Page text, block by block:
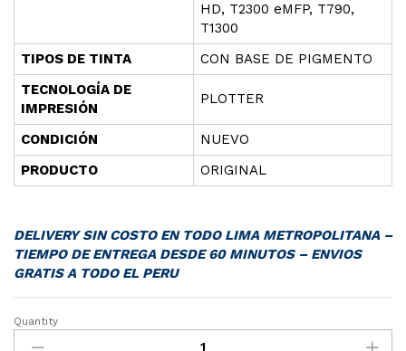
HD, T2300 eMFP, T790,
T1300
TIPOS DE TINTA
CON BASE DE PIGMENTO
TECNOLOGÍA DE
IMPRESIÓN
PLOTTER
CONDICIÓN
NUEVO
PRODUCTO
ORIGINAL
DELIVERY SIN COSTO EN TODO LIMA METROPOLITANA –
TIEMPO DE ENTREGA DESDE 60 MINUTOS – ENVIOS
GRATIS A TODO EL PERU
TINTA
HP
Quantity